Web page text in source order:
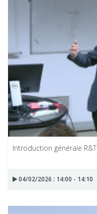
Introduction générale R&T
04/02/2026 : 14:00 - 14:10